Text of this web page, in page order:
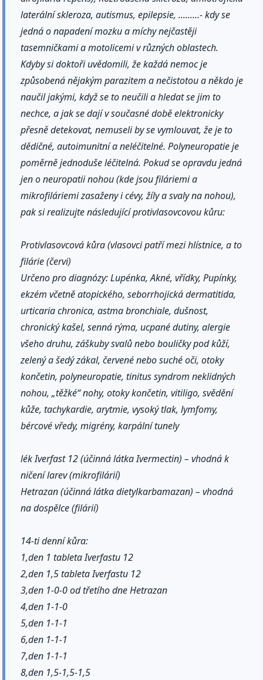
laterální skleroza, autismus, epilepsie, .........- kdy se
jedná o napadení mozku a míchy nejčastěji
tasemničkami a motolicemi v různých oblastech.
Kdyby si doktoři uvědomili, že každá nemoc je
způsobená nějakým parazitem a nečistotou a někdo je
naučil jakými, když se to neučili a hledat se jim to
nechce, a jak se dají v současné době elektronicky
přesně detekovat, nemuseli by se vymlouvat, že je to
dědičné, autoimunitní a neléčitelné. Polyneuropatie je
poměrně jednoduše léčitelná. Pokud se opravdu jedná
jen o neuropatii nohou (kde jsou filáriemi a
mikrofiláriemi zasaženy i cévy, žíly a svaly na nohou),
pak si realizujte následující protivlasovcovou kůru:
Protivlasovcová kůra (vlasovci patří mezi hlístnice, a to
filárie (červi)
Určeno pro diagnózy: Lupénka, Akné, vřídky, Pupínky,
ekzém včetně atopického, seborrhojická dermatitida,
urticaria chronica, astma bronchiale, dušnost,
chronický kašel, senná rýma, ucpané dutiny, alergie
všeho druhu, záškuby svalů nebo bouličky pod kůží,
zelený a šedý zákal, červené nebo suché oči, otoky
končetin, polyneuropatie, tinitus syndrom neklidných
nohou, „těžké“ nohy, otoky končetin, vitiligo, svědění
kůže, tachykardie, arytmie, vysoký tlak, lymfomy,
bércové vředy, migrény, karpální tunely
lék Iverfast 12 (účinná látka Ivermectin) – vhodná k
ničení larev (mikrofilárií)
Hetrazan (účinná látka dietylkarbamazan) – vhodná
na dospělce (filárií)
14-ti denní kůra:
1,den 1 tableta Iverfastu 12
2,den 1,5 tableta Iverfastu 12
3,den 1-0-0 od třetího dne Hetrazan
4,den 1-1-0
5,den 1-1-1
6,den 1-1-1
7,den 1-1-1
8,den 1,5-1,5-1,5